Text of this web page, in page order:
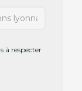
à respecter